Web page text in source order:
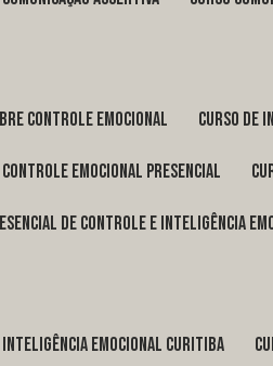
controle emocional curso de
controle emocional presencial
de controle e inteligência
inteligência emocional Curitiba